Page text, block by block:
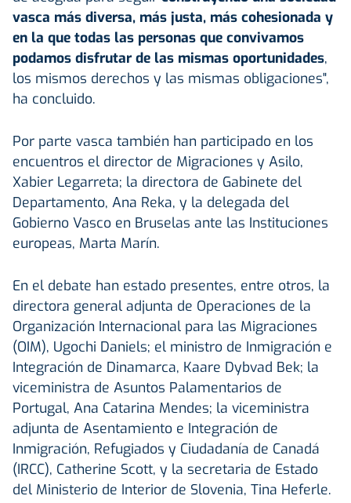
vasca más diversa, más justa, más cohesionada y
en la que todas las personas que convivamos
podamos disfrutar de las mismas oportunidades,
los mismos derechos y las mismas obligaciones",
ha concluido.
Por parte vasca también han participado en los
encuentros el director de Migraciones y Asilo,
Xabier Legarreta; la directora de Gabinete del
Departamento, Ana Reka, y la delegada del
Gobierno Vasco en Bruselas ante las Instituciones
europeas, Marta Marín.
En el debate han estado presentes, entre otros, la
directora general adjunta de Operaciones de la
Organización Internacional para las Migraciones
(OIM), Ugochi Daniels; el ministro de Inmigración e
Integración de Dinamarca, Kaare Dybvad Bek; la
viceministra de Asuntos Palamentarios de
Portugal, Ana Catarina Mendes; la viceministra
adjunta de Asentamiento e Integración de
Inmigración, Refugiados y Ciudadanía de Canadá
(IRCC), Catherine Scott, y la secretaria de Estado
del Ministerio de Interior de Slovenia, Tina Heferle.